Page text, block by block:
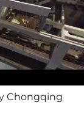
Chongqing